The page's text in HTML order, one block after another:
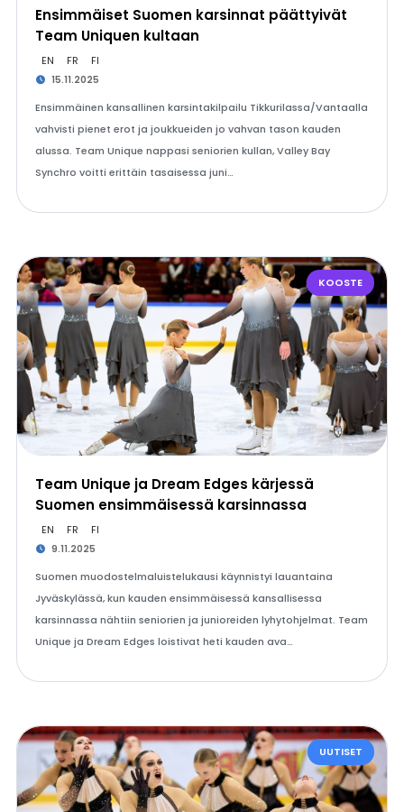
Ensimmäiset Suomen karsinnat päättyivät
Team Uniquen kultaan
EN FR FI
15.11.2025
Ensimmäinen kansallinen karsintakilpailu Tikkurilassa/Vantaalla
vahvisti pienet erot ja joukkueiden jo vahvan tason kauden
alussa. Team Unique nappasi seniorien kullan, Valley Bay
Synchro voitti erittäin tasaisessa juni…
KOOSTE
Team Unique ja Dream Edges kärjessä
Suomen ensimmäisessä karsinnassa
EN FR FI
9.11.2025
Suomen muodostelmaluistelukausi käynnistyi lauantaina
Jyväskylässä, kun kauden ensimmäisessä kansallisessa
karsinnassa nähtiin seniorien ja junioreiden lyhytohjelmat. Team
Unique ja Dream Edges loistivat heti kauden ava…
UUTISET